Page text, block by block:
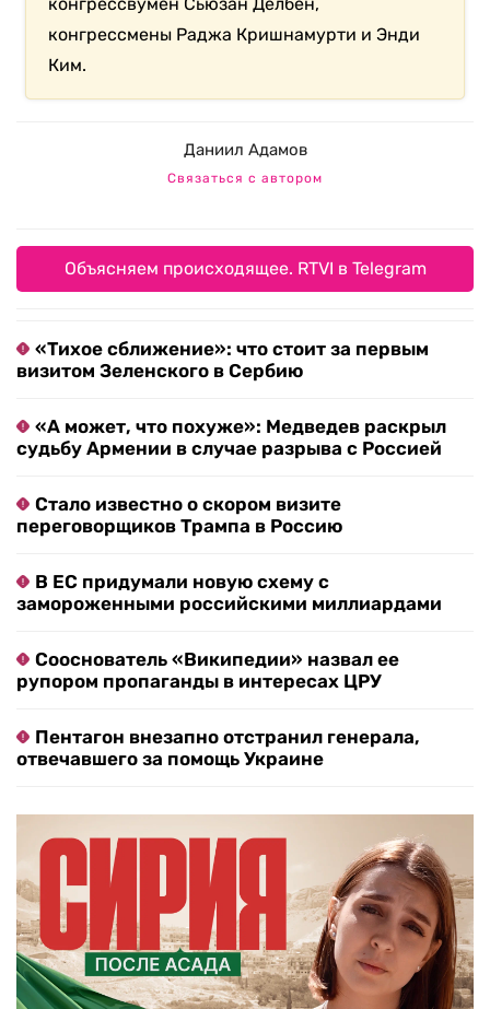
конгрессмены Раджа Кришнамурти и Энди
Ким.
Даниил Адамов
Связаться с автором
Объясняем происходящее. RTVI в Telegram
«Тихое сближение»: что стоит за первым
визитом Зеленского в Сербию
«А может, что похуже»: Медведев раскрыл
судьбу Армении в случае разрыва с Россией
Стало известно о скором визите
переговорщиков Трампа в Россию
В ЕС придумали новую схему с
замороженными российскими миллиардами
Сооснователь «Википедии» назвал ее
рупором пропаганды в интересах ЦРУ
Пентагон внезапно отстранил генерала,
отвечавшего за помощь Украине